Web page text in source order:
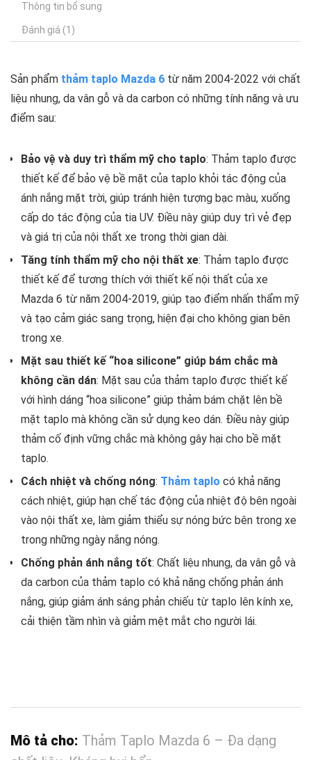
Thông tin bổ sung
Đánh giá (1)
Sản phẩm thảm taplo Mazda 6 từ năm 2004-2022 với chất
liệu nhung, da vân gỗ và da carbon có những tính năng và ưu
điểm sau:
Bảo vệ và duy trì thẩm mỹ cho taplo: Thảm taplo được
thiết kế để bảo vệ bề mặt của taplo khỏi tác động của
ánh nắng mặt trời, giúp tránh hiện tượng bạc màu, xuống
cấp do tác động của tia UV. Điều này giúp duy trì vẻ đẹp
và giá trị của nội thất xe trong thời gian dài.
Tăng tính thẩm mỹ cho nội thất xe: Thảm taplo được
thiết kế để tương thích với thiết kế nội thất của xe
Mazda 6 từ năm 2004-2019, giúp tạo điểm nhấn thẩm mỹ
và tạo cảm giác sang trọng, hiện đại cho không gian bên
trong xe.
Mặt sau thiết kế “hoa silicone” giúp bám chắc mà
không cần dán: Mặt sau của thảm taplo được thiết kế
với hình dáng “hoa silicone” giúp thảm bám chặt lên bề
mặt taplo mà không cần sử dụng keo dán. Điều này giúp
thảm cố định vững chắc mà không gây hại cho bề mặt
taplo.
Cách nhiệt và chống nóng: Thảm taplo có khả năng
cách nhiệt, giúp hạn chế tác động của nhiệt độ bên ngoài
vào nội thất xe, làm giảm thiểu sự nóng bức bên trong xe
trong những ngày nắng nóng.
Chống phản ánh nắng tốt: Chất liệu nhung, da vân gỗ và
da carbon của thảm taplo có khả năng chống phản ánh
nắng, giúp giảm ánh sáng phản chiếu từ taplo lên kính xe,
cải thiện tầm nhìn và giảm mệt mắt cho người lái.
Mô tả cho: Thảm Taplo Mazda 6 – Đa dạng